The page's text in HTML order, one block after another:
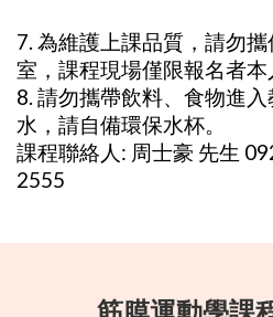
7. 為維護上課品質，請勿
室，課程現場僅限報名者本
8. 請勿攜帶飲料、食物進
水，請自備環保水杯。
課程聯絡人: 周士豪 先生
2555